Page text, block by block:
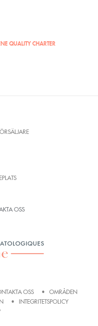
QUALITY CHARTER
OSS
OSS
OMRÅDEN
INTEGRITETSPOLICY